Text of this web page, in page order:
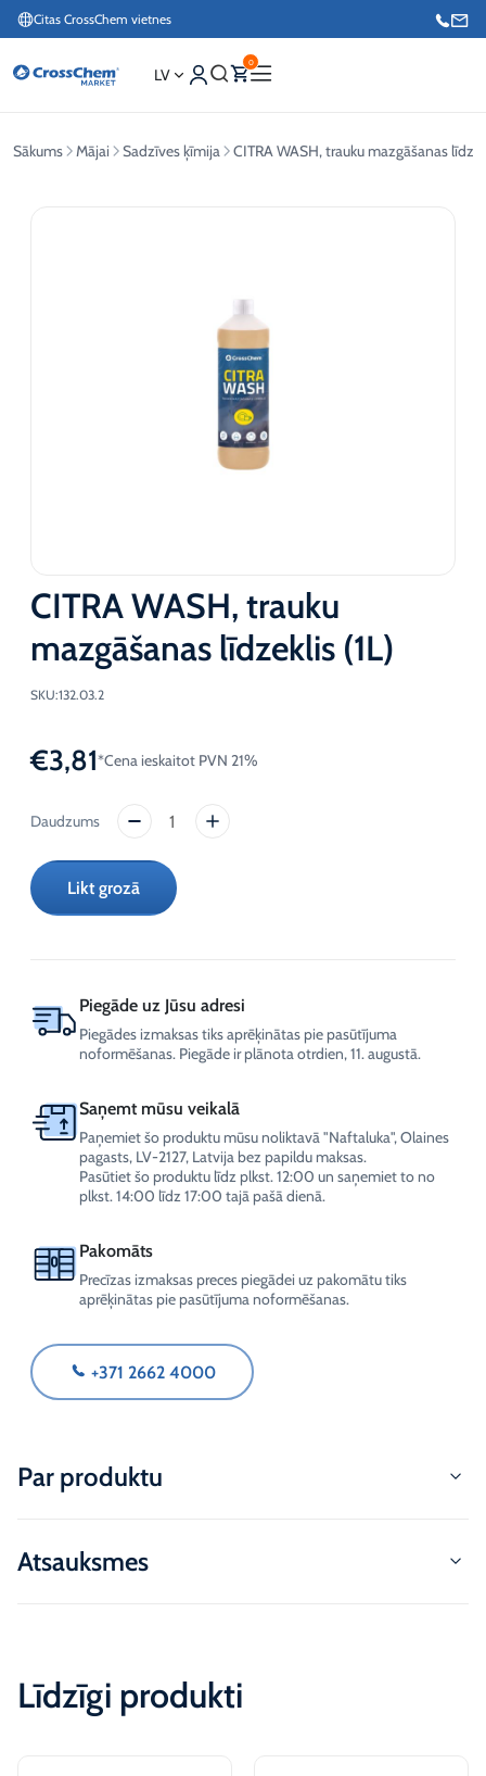
Citas CrossChem vietnes
Interneta veikals / Mārketings
LV
0
Sākums Mājai Sadzīves ķīmija CITRA WASH, trauku mazgāšanas
CITRA WASH, trauku
mazgāšanas līdzeklis (1L)
SKU:132.03.2
€3,81*Cena ieskaitot PVN 21%
CITRA
trauku
mazgāšanas
līdzeklis
Likt grozā
Piegāde uz Jūsu adresi
Piegādes izmaksas tiks aprēķinātas pie pasūtījuma
noformēšanas. Piegāde ir plānota otrdien, 11. augustā.
Saņemt mūsu veikalā
Paņemiet šo produktu mūsu noliktavā "Naftaluka", Olaines
pagasts, LV-2127, Latvija bez papildu maksas.
Pasūtiet šo produktu līdz plkst. 12:00 un saņemiet to no
plkst. 14:00 līdz 17:00 tajā pašā dienā.
Pakomāts
Precīzas izmaksas preces piegādei uz pakomātu tiks
aprēķinātas pie pasūtījuma noformēšanas.
+371 2662 4000
Par produktu
Atsauksmes
Līdzīgi produkti